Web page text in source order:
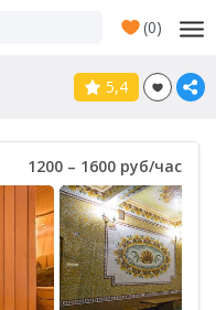
(0)
5,4
1200 – 1600 руб/час